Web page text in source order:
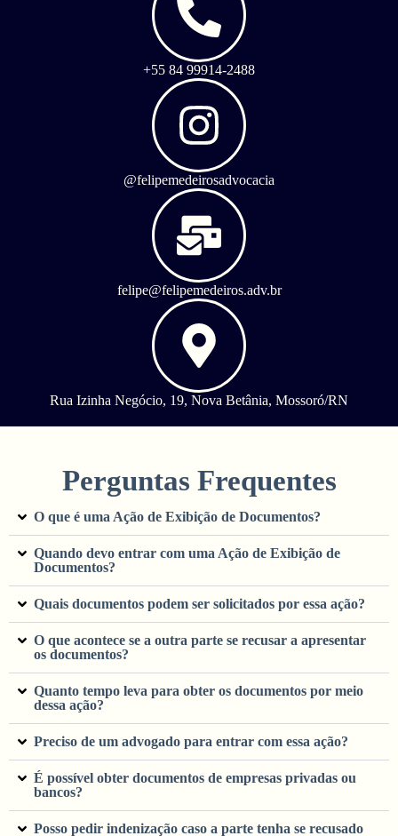
+55 84 99914-2488
@felipemedeirosadvocacia
felipe@felipemedeiros.adv.br
Rua Izinha Negócio, 19, Nova Betânia, Mossoró/RN
Perguntas Frequentes
O que é uma Ação de Exibição de Documentos?
Quando devo entrar com uma Ação de Exibição de
Documentos?
Quais documentos podem ser solicitados por essa ação?
O que acontece se a outra parte se recusar a apresentar
os documentos?
Quanto tempo leva para obter os documentos por meio
dessa ação?
Preciso de um advogado para entrar com essa ação?
É possível obter documentos de empresas privadas ou
bancos?
Posso pedir indenização caso a parte tenha se recusado